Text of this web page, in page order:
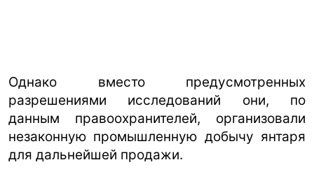
Однако вместо предусмотренных
разрешениями исследований они, по
данным правоохранителей, организовали
незаконную промышленную добычу янтаря
для дальнейшей продажи.